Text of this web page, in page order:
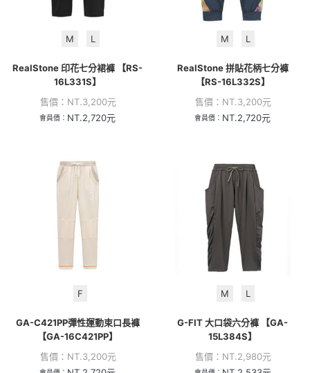
M L
RealStone 印花七分裙褲 【RS-
16L331S】
售價： NT.3,200元
會員價： NT.2,720元
M L
RealStone 拼貼花柄七分褲
【RS-16L332S】
售價： NT.3,200元
會員價： NT.2,720元
F
GA-C421PP彈性運動束口長褲
【GA-16C421PP】
售價： NT.3,200元
M L
G-FIT 大口袋六分褲 【GA-
15L384S】
售價： NT.2,980元